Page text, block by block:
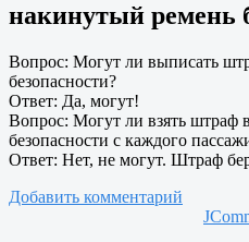
накинутый ремень
Вопрос: Могут ли выписать
безопасности?
Ответ: Да, могут!
Вопрос: Могут ли взять штраф
безопасности с каждого
Ответ: Нет, не могут. Штраф
Добавить комментарий